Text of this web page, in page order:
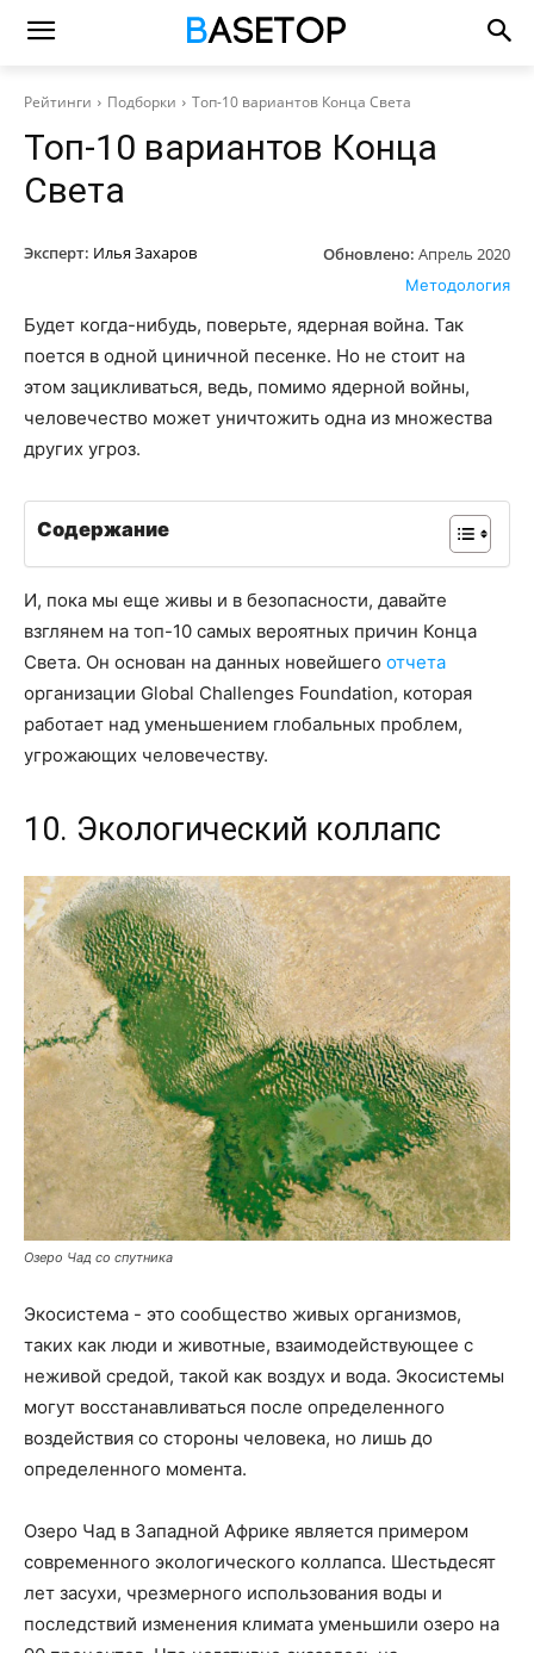
Рейтинги Подборки Топ-10 вариантов Конца Света
Топ-10 вариантов Конца
Света
Эксперт: Илья Захаров Обновлено: Апрель 2020
Методология
Будет когда-нибудь, поверьте, ядерная война. Так
поется в одной циничной песенке. Но не стоит на
этом зацикливаться, ведь, помимо ядерной войны,
человечество может уничтожить одна из множества
других угроз.
Содержание
И, пока мы еще живы и в безопасности, давайте
взглянем на топ-10 самых вероятных причин Конца
Света. Он основан на данных новейшего отчета
организации Global Challenges Foundation, которая
работает над уменьшением глобальных проблем,
угрожающих человечеству.
10. Экологический коллапс
Озеро Чад со спутника
Экосистема - это сообщество живых организмов,
таких как люди и животные, взаимодействующее с
неживой средой, такой как воздух и вода. Экосистемы
могут восстанавливаться после определенного
воздействия со стороны человека, но лишь до
определенного момента.
Озеро Чад в Западной Африке является примером
современного экологического коллапса. Шестьдесят
лет засухи, чрезмерного использования воды и
последствий изменения климата уменьшили озеро на